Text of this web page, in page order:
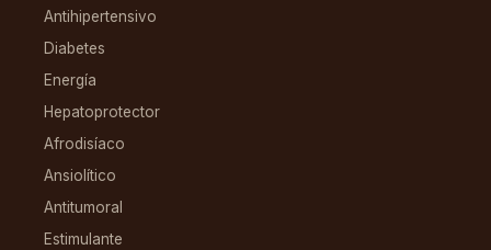
Antihipertensivo
Diabetes
Energía
Hepatoprotector
Afrodisíaco
Ansiolítico
Antitumoral
Estimulante